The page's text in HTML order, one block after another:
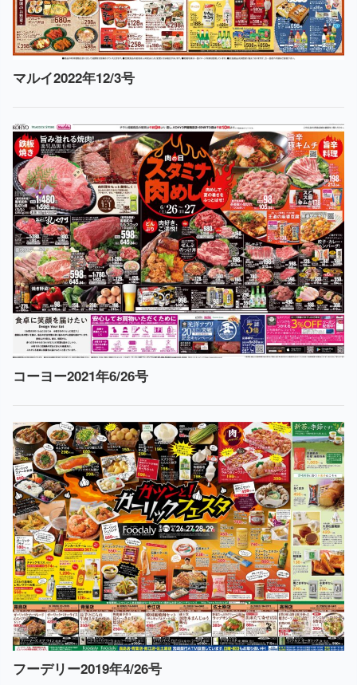
マルイ2022年12/3号
コーヨー2021年6/26号
フーデリー2019年4/26号